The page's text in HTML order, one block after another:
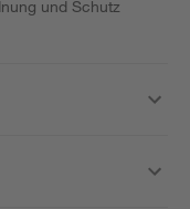
und Schutz